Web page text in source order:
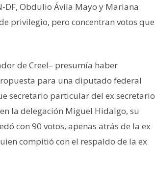
DF, Obdulio Ávila Mayo y Mariana
privilegio, pero concentran votos que
de Creel– presumía haber
para una diputado federal
secretario particular del ex secretario
la delegación Miguel Hidalgo, su
con 90 votos, apenas atrás de la ex
compitió con el respaldo de la ex